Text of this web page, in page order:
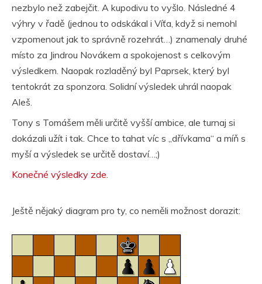
nezbylo než zabejčit. A kupodivu to vyšlo. Následné 4
výhry v řadě (jednou to odskákal i Víťa, když si nemohl
vzpomenout jak to správně rozehrát…) znamenaly druhé
místo za Jindrou Novákem a spokojenost s celkovým
výsledkem. Naopak rozladěný byl Paprsek, který byl
tentokrát za sponzora. Solidní výsledek uhrál naopak
Aleš.
Tony s Tomášem měli určitě vyšší ambice, ale turnaj si
dokázali užít i tak. Chce to tahat víc s „dřívkama“ a míň s
myší a výsledek se určitě dostaví…;)
Konečné výsledky zde.
Ještě nějaký diagram pro ty, co neměli možnost dorazit: